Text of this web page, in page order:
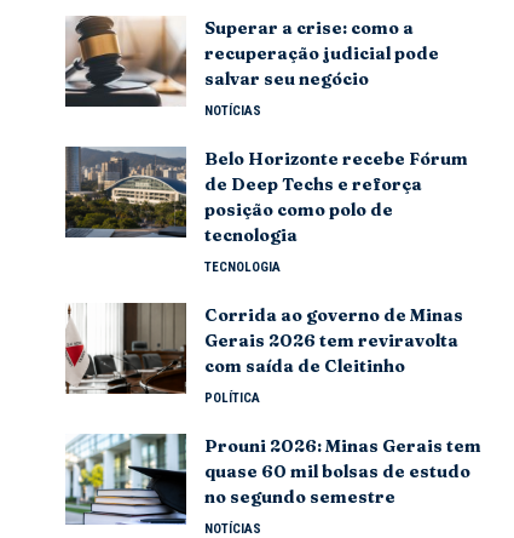
Superar a crise: como a
recuperação judicial pode
salvar seu negócio
NOTÍCIAS
Belo Horizonte recebe Fórum
de Deep Techs e reforça
posição como polo de
tecnologia
TECNOLOGIA
Corrida ao governo de Minas
Gerais 2026 tem reviravolta
com saída de Cleitinho
POLÍTICA
Prouni 2026: Minas Gerais tem
quase 60 mil bolsas de estudo
no segundo semestre
NOTÍCIAS